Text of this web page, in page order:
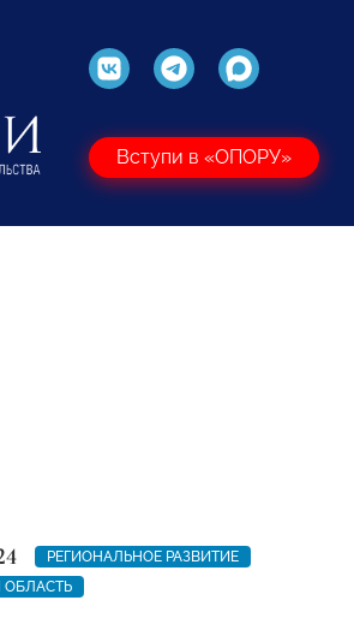
Вступи в «ОПОРУ»
РЕГИОНАЛЬНОЕ РАЗВИТИЕ
ОБЛАСТЬ